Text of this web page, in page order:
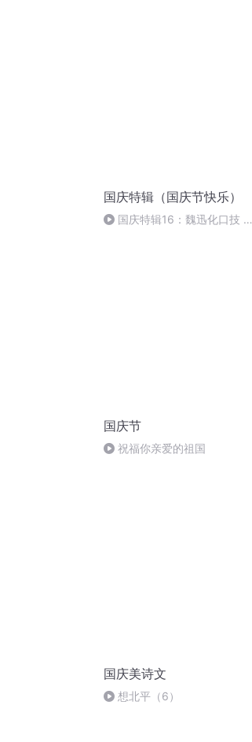
国庆特辑（国庆节快乐）
国庆特辑16：魏迅化口技 二
国庆节
祝福你亲爱的祖国
国庆美诗文
想北平（6）